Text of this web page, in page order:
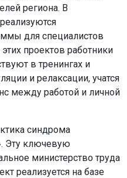
региона. В
для специалистов
проектов работники
в тренингах и
и релаксации, учатся
между работой и личной
синдрома
Эту ключевую
министерство труда
реализуется на базе